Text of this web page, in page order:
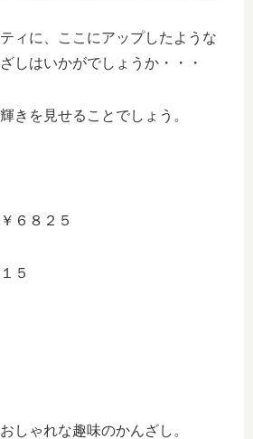
ィに、ここにアップしたような
しはいかがでしょうか・・・
きを見せることでしょう。
６８２５
５
しゃれな趣味のかんざし。